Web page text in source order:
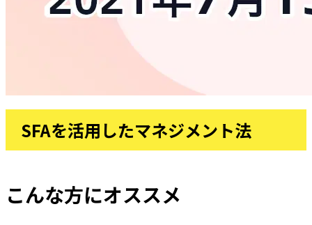
SFAを活用したマネジメント法
こんな方にオススメ